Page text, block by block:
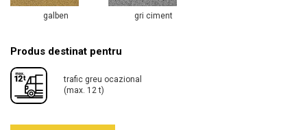
galben gri ciment
Produs destinat pentru
trafic greu ocazional
(max. 12 t)